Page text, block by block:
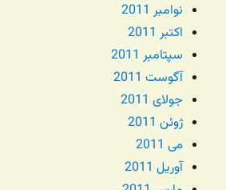
نوامبر 2011
اکتبر 2011
سپتامبر 2011
آگوست 2011
جولای 2011
ژوئن 2011
می 2011
آوریل 2011